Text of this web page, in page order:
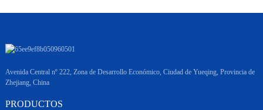
Avenida Central nº 222, Zona de Desarrollo Económico, Ciudad de Yueqing, Provincia de
Zhejiang, China
PRODUCTOS